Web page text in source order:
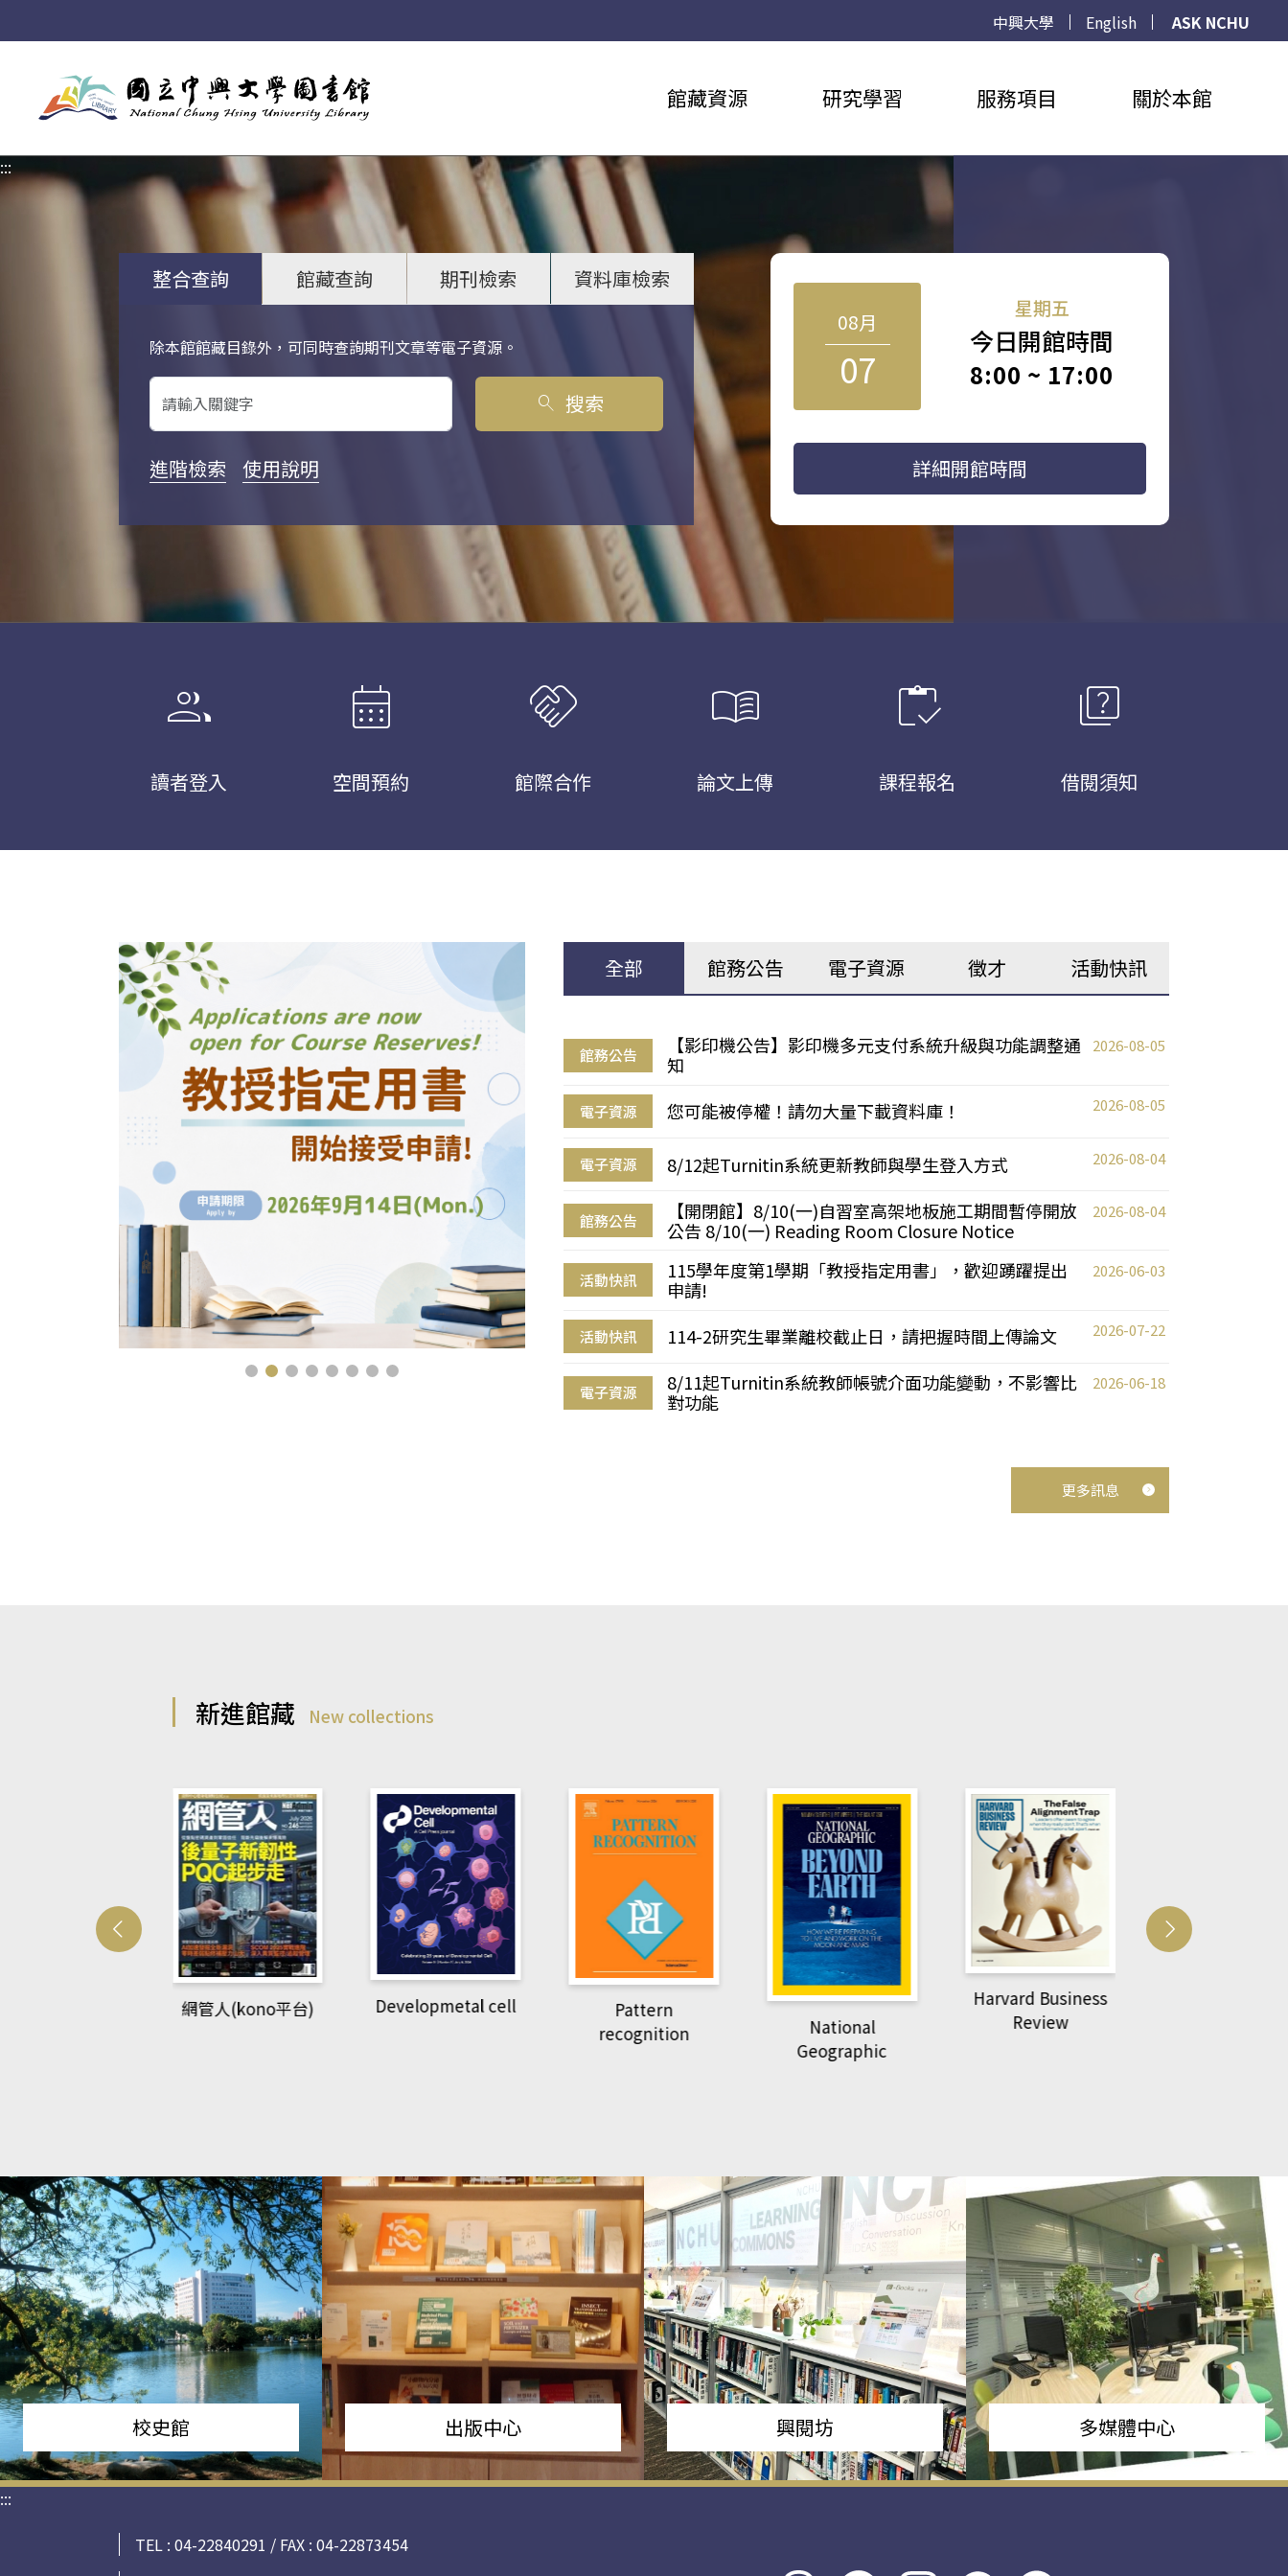
中興大學 English
ASK NCHU
館藏資源 研究學習 服務項目 關於本館
:::
整合查詢 館藏查詢 期刊檢索 資料庫檢索
除本館館藏目錄外，可同時查詢期刊文章等電子資源。
關鍵字搜尋
search 搜索
進階檢索 使用說明
08月
07
星期五
今日開館時間
8:00 ~ 17:00
詳細開館時間
group
讀者登入
calendar_month
空間預約
handshake
館際合作
menu_book
論文上傳
inventory
課程報名
quiz
借閱須知
全部 館務公告 電子資源 徵才 活動快訊
館務公告
【影印機公告】影印機多元支付系統升級與功能調整通
知
2026-08-05
電子資源 您可能被停權！請勿大量下載資料庫！ 2026-08-05
電子資源 8/12起Turnitin系統更新教師與學生登入方式 2026-08-04
館務公告
【開閉館】8/10(一)自習室高架地板施工期間暫停開放
公告 8/10(一) Reading Room Closure Notice
2026-08-04
活動快訊
115學年度第1學期「教授指定用書」，歡迎踴躍提出
申請!
2026-06-03
活動快訊 114-2研究生畢業離校截止日，請把握時間上傳論文 2026-07-22
電子資源
8/11起Turnitin系統教師帳號介面功能變動，不影響比
對功能
2026-06-18
更多訊息
新進館藏 New collections
網管人(kono平台) Developmetal cell
Pattern
recognition
National
Geographic
Harvard Business
Review
校史館 出版中心 興閱坊 多媒體中心
:::
TEL : 04-22840291 / FAX : 04-22873454